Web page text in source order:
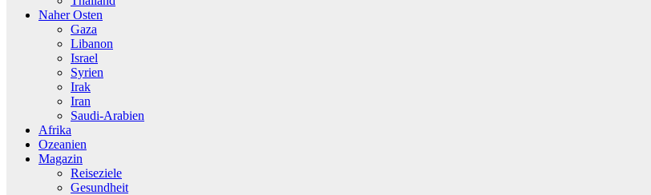
Naher Osten
Gaza
Libanon
Israel
Syrien
Irak
Iran
Saudi-Arabien
Afrika
Ozeanien
Magazin
Reiseziele
Gesundheit